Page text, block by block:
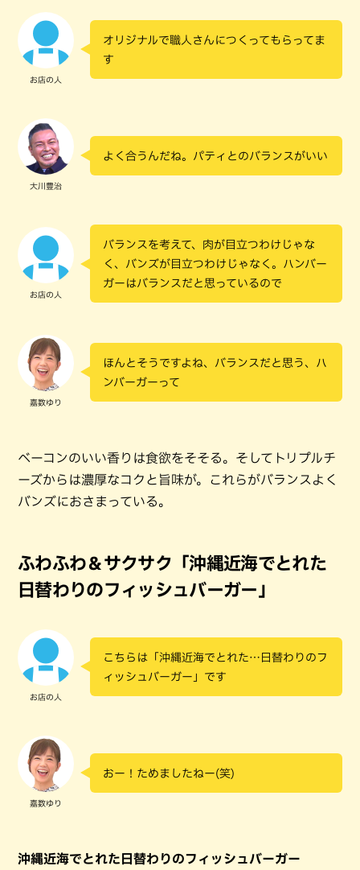
お店の人
オリジナルで職人さんにつくってもらってま
す
大川豊治
よく合うんだね。パティとのバランスがいい
お店の人
バランスを考えて、肉が目立つわけじゃな
く、バンズが目立つわけじゃなく。ハンバー
ガーはバランスだと思っているので
嘉数ゆり
ほんとそうですよね、バランスだと思う、ハ
ンバーガーって
ベーコンのいい香りは食欲をそそる。そしてトリプルチ
ーズからは濃厚なコクと旨味が。これらがバランスよく
バンズにおさまっている。
ふわふわ＆サクサク「沖縄近海でとれた
日替わりのフィッシュバーガー」
お店の人
こちらは「沖縄近海でとれた…日替わりのフ
ィッシュバーガー」です
嘉数ゆり
おー！ためましたねー(笑)
沖縄近海でとれた日替わりのフィッシュバーガー